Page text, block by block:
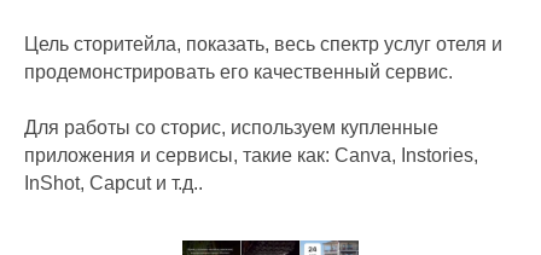
Цель сторитейла, показать, весь спектр услуг отеля и
продемонстрировать его качественный сервис.
Для работы со сторис, используем купленные
приложения и сервисы, такие как: Canva, Instories,
InShot, Capcut и т.д..